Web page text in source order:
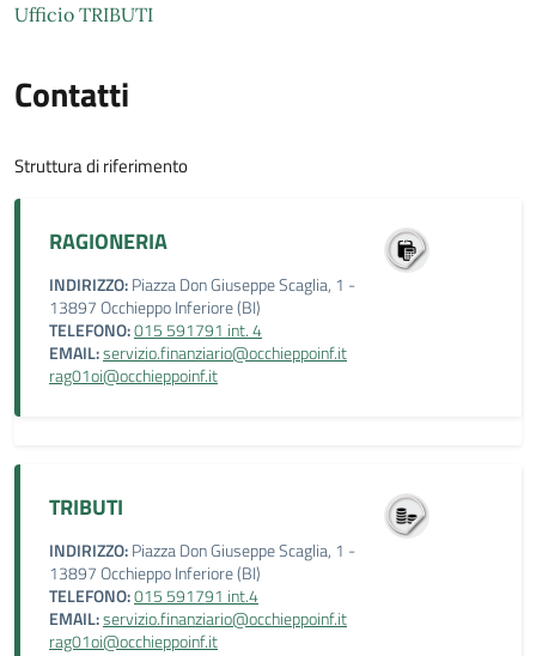
Ufficio TRIBUTI
Contatti
Struttura di riferimento
RAGIONERIA
INDIRIZZO:Piazza Don Giuseppe Scaglia, 1 -
13897 Occhieppo Inferiore (BI)
TELEFONO:015 591791 int. 4
EMAIL:servizio.finanziario@occhieppoinf.it
rag01oi@occhieppoinf.it
TRIBUTI
INDIRIZZO:Piazza Don Giuseppe Scaglia, 1 -
13897 Occhieppo Inferiore (BI)
TELEFONO:015 591791 int.4
EMAIL:servizio.finanziario@occhieppoinf.it
rag01oi@occhieppoinf.it